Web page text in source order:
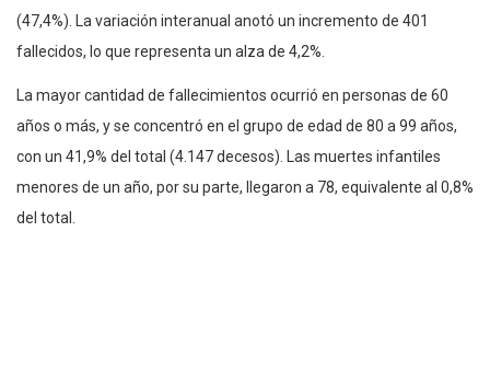
(47,4%). La variación interanual anotó un incremento de 401
fallecidos, lo que representa un alza de 4,2%.
La mayor cantidad de fallecimientos ocurrió en personas de 60
años o más, y se concentró en el grupo de edad de 80 a 99 años,
con un 41,9% del total (4.147 decesos). Las muertes infantiles
menores de un año, por su parte, llegaron a 78, equivalente al 0,8%
del total.